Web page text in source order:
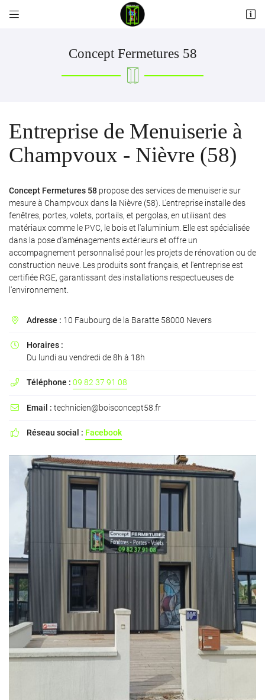
 
06 12 55 23 00
 Recopier le code ci-contre
 Rafraîchir le captcha
En cochant cette case, vous consentez à recevoir nos propositions commerciales à
l'adresse email indiqué ci-dessus. Vous pouvez vous désinscrire à tout moment en
INSCRIPTION
Concept Fermetures 58
Entreprise de Menuiserie à
Champvoux - Nièvre (58)
Concept Fermetures 58 propose des services de menuiserie sur
mesure à Champvoux dans la Nièvre (58). L'entreprise installe des
fenêtres, portes, volets, portails, et pergolas, en utilisant des
matériaux comme le PVC, le bois et l'aluminium. Elle est spécialisée
dans la pose d'aménagements extérieurs et offre un
accompagnement personnalisé pour les projets de rénovation ou de
construction neuve. Les produits sont français, et l'entreprise est
certifiée RGE, garantissant des installations respectueuses de
l'environnement.
 Adresse : 10 Faubourg de la Baratte 58000 Nevers

Horaires :
Du lundi au vendredi de 8h à 18h
 Téléphone : 09 82 37 91 08
 Email : technicien@boisconcept58.fr
 Réseau social : Facebook